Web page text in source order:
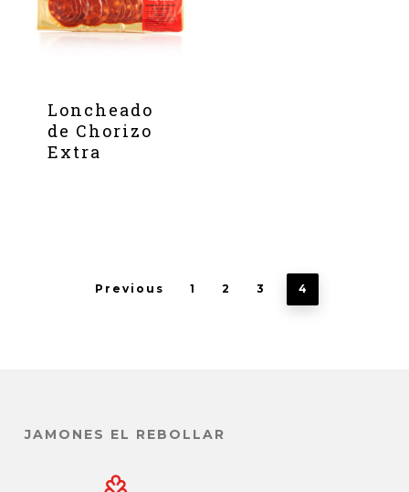
Loncheado
de Chorizo
Extra
Previous 1 2 3 4
JAMONES EL REBOLLAR